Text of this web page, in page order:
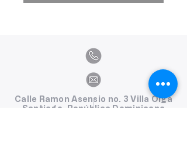
Calle Ramon Asensio no. 3 Villa Olga
Santiago, República Dominicana